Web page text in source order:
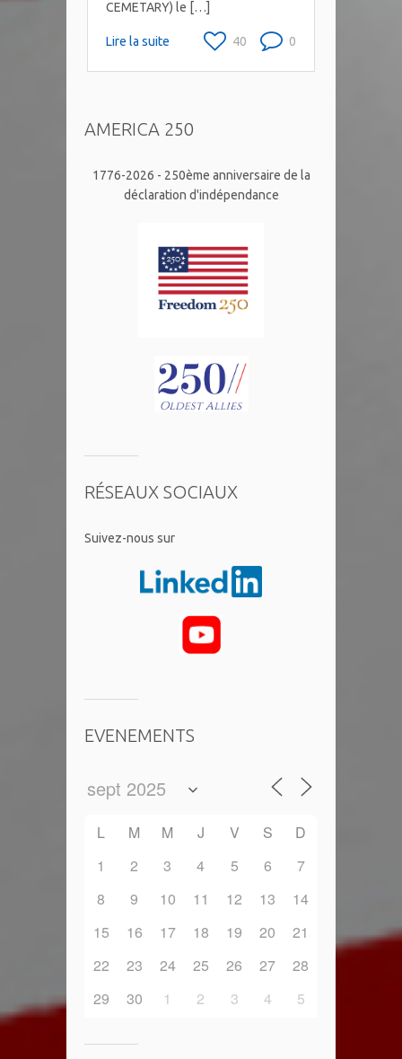
CEMETARY) le […]
Lire la suite 0
40
AMERICA 250
1776-2026 - 250ème anniversaire de la
déclaration d'indépendance
RÉSEAUX SOCIAUX
​Suivez-nous sur
EVENEMENTS
L M M J V S
D
1
2 3 4 5 6
7
8
9 10 11 12 13
14
15
16 17 18 19 20
21
22
23 24 25 26 27
28
29
30 1 2 3 4 5